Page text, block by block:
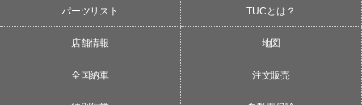
パーツリスト TUCとは？
店舗情報 地図
全国納車 注文販売